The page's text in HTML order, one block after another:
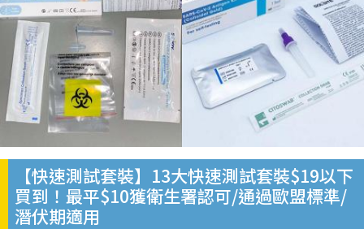
【快速測試套裝】13大快速測試套裝$19以下
買到！最平$10獲衛生署認可/通過歐盟標準/
潛伏期適用